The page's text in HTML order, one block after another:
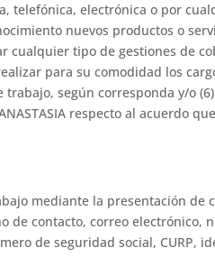
telefónica, electrónica o por
nuevos productos o
cualquier tipo de gestiones de
para su comodidad los
según corresponda y/o
respecto al acuerdo
mediante la presentación
de contacto, correo electrónico,
de seguridad social, CURP,